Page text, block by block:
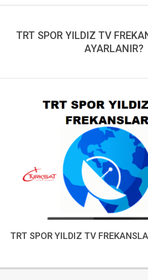
TRT SPOR YILDIZ TV
AYARLANIR?
TRT SPOR YILDIZ TV
18